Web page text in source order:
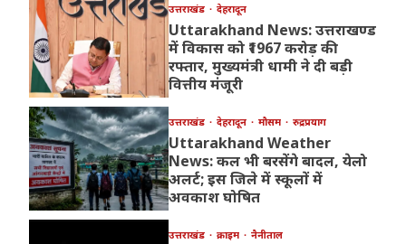
उत्तराखंड देहरादून
Uttarakhand News: उत्तराखण्ड
में विकास को ₹1967 करोड़ की
रफ्तार, मुख्यमंत्री धामी ने दी बड़ी
वित्तीय मंजूरी
उत्तराखंड देहरादून मौसम रुद्रप्रयाग
Uttarakhand Weather
News: कल भी बरसेंगे बादल, येलो
अलर्ट; इस जिले में स्कूलों में
अवकाश घोषित
उत्तराखंड क्राइम नैनीताल